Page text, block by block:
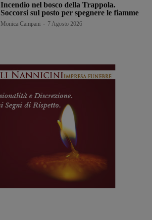
Incendio nel bosco della Trappola.
Soccorsi sul posto per spegnere le fiamme
Monica Campani 7 Agosto 2026